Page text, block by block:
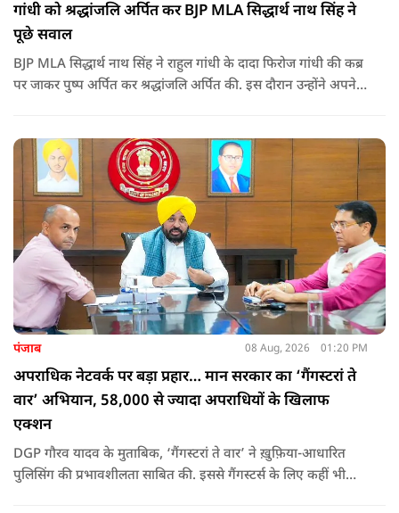
गांधी को श्रद्धांजलि अर्पित कर BJP MLA सिद्धार्थ नाथ सिंह ने
पूछे सवाल
BJP MLA सिद्धार्थ नाथ सिंह ने राहुल गांधी के दादा फिरोज गांधी की कब्र
पर जाकर पुष्प अर्पित कर श्रद्धांजलि अर्पित की. इस दौरान उन्होंने अपने
कि वह भविष्य में क्या करें.
पंजाब 08 Aug, 2026 01:20 PM
अपराधिक नेटवर्क पर बड़ा प्रहार… मान सरकार का ‘गैंगस्टरां ते
वार’ अभियान, 58,000 से ज्यादा अपराधियों के खिलाफ
एक्शन
DGP गौरव यादव के मुताबिक, ‘गैंगस्टरां ते वार’ ने ख़ुफ़िया-आधारित
पुलिसिंग की प्रभावशीलता साबित की. इससे गैंगस्टर्स के लिए कहीं भी